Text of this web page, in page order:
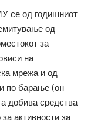
се од годишниот
од
за
на
мрежа и од
по барање (он
добива средства
активности за